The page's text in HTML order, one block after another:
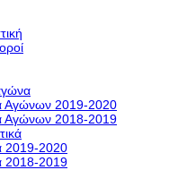
Αγώνων 2019-2020
Αγώνων 2018-2019
2019-2020
2018-2019